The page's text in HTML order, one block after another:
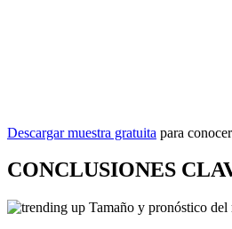
Descargar muestra gratuita para
CONCLUSIONES
Tamaño y pronóstico del